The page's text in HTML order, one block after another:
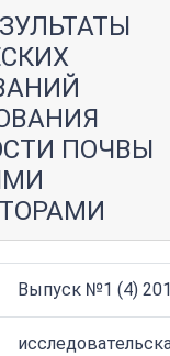
ПОЧВЫ
Выпуск №1 (4)